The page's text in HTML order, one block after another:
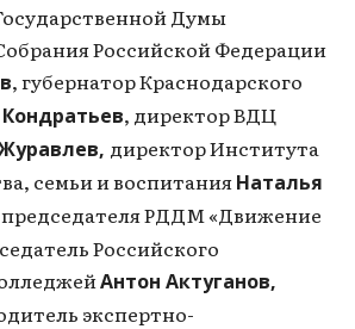
Думы
Российской Федерации
, губернатор Краснодарского
, директор ВДЦ
директор Института
семьи и воспитанияНаталья
председателя РДДМ «Движение
Российского
Антон Актуганов,
экспертно-